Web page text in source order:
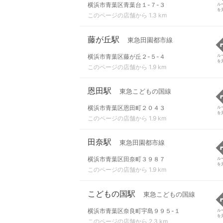
横浜市青葉区青葉台１-７-３
このページの店舗から 1.3 km
ル
を
藤が丘駅 東急田園都市線
横浜市青葉区藤が丘２-５-４
このページの店舗から 1.9 km
ル
を
恩田駅 東急こどもの国線
横浜市青葉区恩田町２０４３
このページの店舗から 1.9 km
ル
を
田奈駅 東急田園都市線
横浜市青葉区田奈町３９８７
このページの店舗から 1.9 km
ル
を
こどもの国駅 東急こどもの国線
横浜市青葉区奈良町宇島９９５-１
このページの店舗から 2.3 km
ル
を